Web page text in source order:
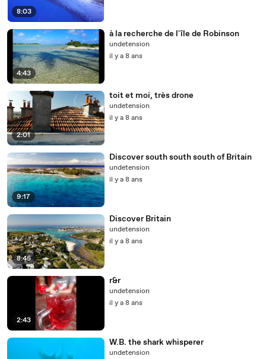
8:03
4:43
à la recherche de l'île de Robinson
undetension
il y a 8 ans
2:01
toit et moi, très drone
undetension
il y a 8 ans
9:17
Discover south south south of Britain
undetension
il y a 8 ans
8:45
Discover Britain
undetension
il y a 8 ans
2:43
r&r
undetension
il y a 8 ans
W.B. the shark whisperer
undetension